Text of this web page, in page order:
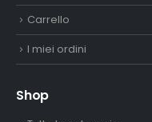
Carrello
I miei ordini
Shop